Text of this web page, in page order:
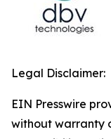
Legal Disclaimer:
EIN Presswire
without warranty